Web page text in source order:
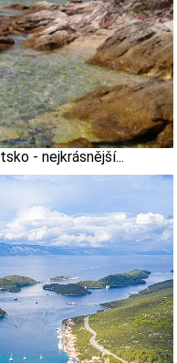
- nejkrásnější...